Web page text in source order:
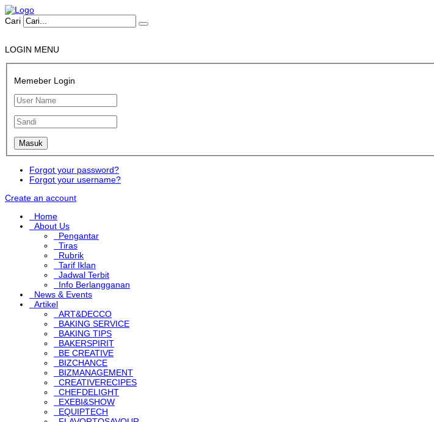
Cari
LOGIN MENU
Memeber Login
Forgot your password?
Forgot your username?
Create an account
Home
About Us
Pengantar
Tiras
Rubrik
Tarif Iklan
Jadwal Terbit
Info Berlangganan
News & Events
Artikel
ART&DECCO
BAKING SERVICE
BAKING TIPS
BAKERSPIRIT
BE CREATIVE
BIZCHANCE
BIZMANAGEMENT
CREATIVERECIPES
CHEFDELIGHT
EXEBI&SHOW
EQUIPTECH